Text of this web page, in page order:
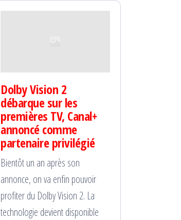
Dolby Vision 2
débarque sur les
premières TV, Canal+
annoncé comme
partenaire privilégié
Bientôt un an après son
annonce, on va enfin pouvoir
profiter du Dolby Vision 2. La
technologie devient disponible